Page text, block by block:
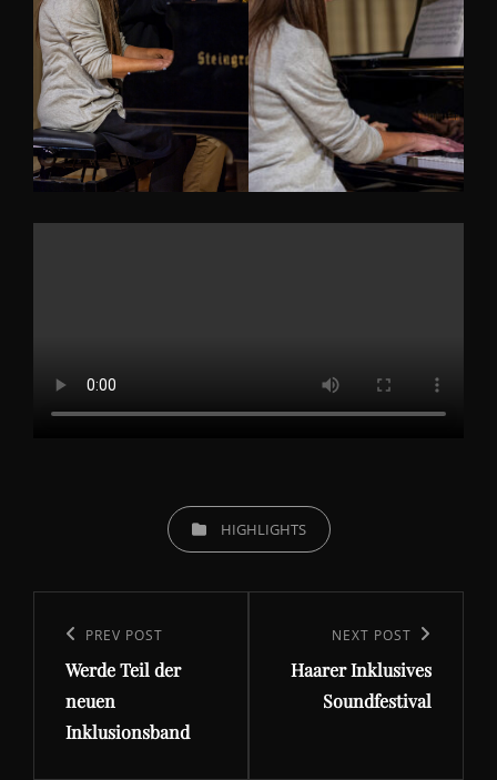
CATEGORIESHIGHLIGHTS
Previous
Post
PREV POST
Werde Teil der
neuen
Inklusionsband
Post
NEXT POST
Haarer Inklusives
Soundfestival